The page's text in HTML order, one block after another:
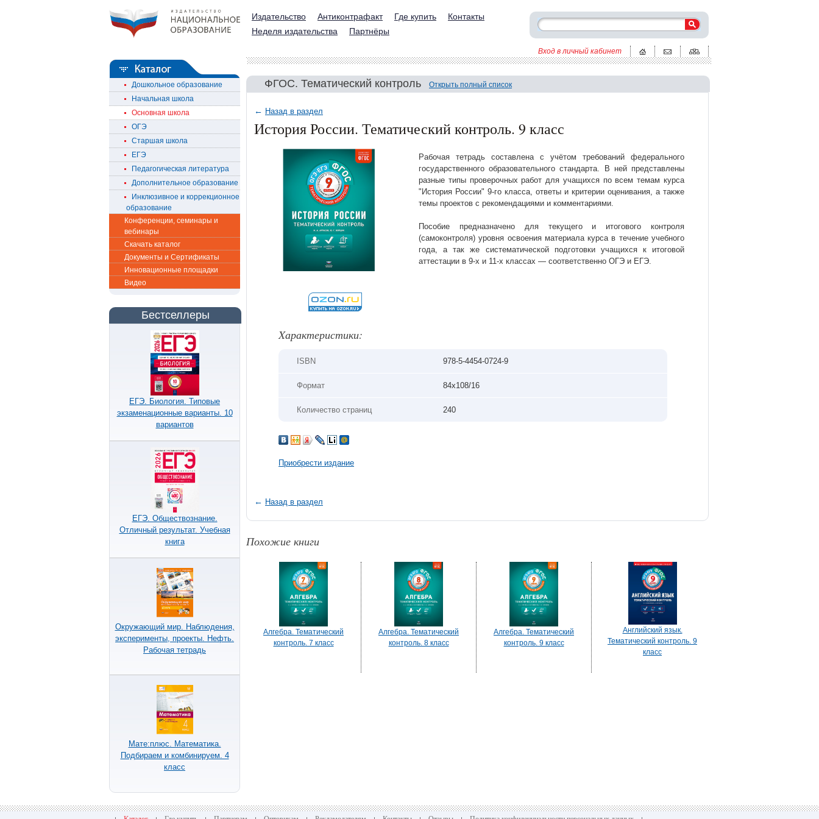
Издательство Антиконтрафакт Где купить
Контакты
Неделя издательства
Партнёры
Вход в личный кабинет
Дошкольное образование
Начальная школа
Основная школа
ОГЭ
Старшая школа
ЕГЭ
Педагогическая литература
Дополнительное образование
Инклюзивное и коррекционное
образование
Конференции, семинары и
вебинары
Скачать каталог
Документы и Сертификаты
Инновационные площадки
Видео
Бестселлеры
ЕГЭ. Биология. Типовые
экзаменационные варианты. 10
вариантов
ЕГЭ. Обществознание.
Отличный результат. Учебная
книга
Окружающий мир. Наблюдения,
эксперименты, проекты. Нефть.
Рабочая тетрадь
Мате:плюс. Математика.
Подбираем и комбинируем. 4
класс
ФГОС. Тематический контроль Открыть полный список
← Назад в раздел
История России. Тематический контроль. 9 класс
Рабочая тетрадь составлена с учётом требований федерального
государственного образовательного стандарта. В ней представлены
разные типы проверочных работ для учащихся по всем темам курса
"История России" 9-го класса, ответы и критерии оценивания, а также
темы проектов с рекомендациями и комментариями.
Пособие предназначено для текущего и итогового контроля
(самоконтроля) уровня освоения материала курса в течение учебного
года, а так же систематической подготовки учащихся к итоговой
аттестации в 9-х и 11-х классах — соответственно ОГЭ и ЕГЭ.
Xарактеристики:
ISBN 978-5-4454-0724-9
Формат 84х108/16
Количество страниц 240
Приобрести издание
← Назад в раздел
Похожие книги
Алгебра. Тематический
контроль. 7 класс
Алгебра. Тематический
контроль. 8 класс
Алгебра. Тематический
контроль. 9 класс
Английский язык.
Тематический контроль. 9
класс